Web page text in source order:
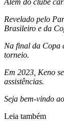
Revelado pelo
Brasileiro e da
Na final da Copa
torneio.
Em 2023, Keno
assistências.
Seja bem-vindo
Leia também